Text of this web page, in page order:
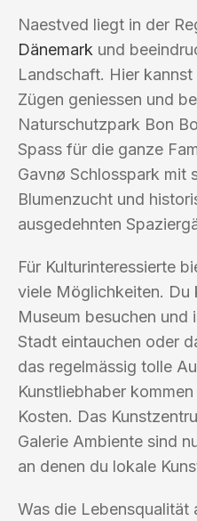
Naestved liegt in der
Dänemark und
Landschaft. Hier
Zügen geniessen und
Naturschutzpark Bon
Spass für die ganze
Gavnø Schlosspark mit
Blumenzucht und
ausgedehnten
Für Kulturinteressierte
viele Möglichkeiten. Du
Museum besuchen und
Stadt eintauchen oder
das regelmässig tolle
Kunstliebhaber
Kosten. Das
Galerie Ambiente sind
an denen du lokale
Was die Lebensqualität